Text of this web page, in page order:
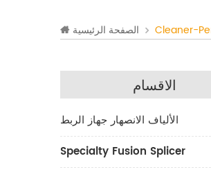
الصفحة الرئيسية Cleaner-
الاقسام
الألياف الانصهار جهاز الربط
Specialty Fusion Splicer